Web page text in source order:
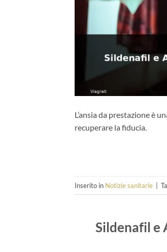
L’ansia da prestazione è
recuperare la fiducia.
Inserito in Notizie sanitarie
Sildenafil e